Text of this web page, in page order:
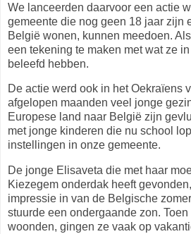
We lanceerden daarvoor een actie
gemeente die nog geen 18 jaar zijn
België wonen, kunnen meedoen.
een tekening te maken met wat ze
beleefd hebben.
De actie werd ook in het Oekraïens
afgelopen maanden veel jonge
Europese land naar België zijn
met jonge kinderen die nu school
instellingen in onze gemeente.
De jonge Elisaveta die met haar
Kiezegem onderdak heeft
impressie in van de Belgische
stuurde een ondergaande zon.
woonden, gingen ze vaak op